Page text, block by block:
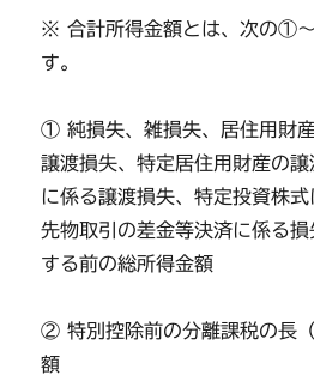
※ 合計所得金額とは、次の①
す。
① 純損失、雑損失、居住用財
譲渡損失、特定居住用財産の
に係る譲渡損失、特定投資株
先物取引の差金等決済に係る
する前の総所得金額
② 特別控除前の分離課税の長
額